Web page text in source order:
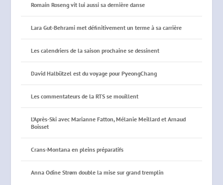
Romain Roseng vit lui aussi sa dernière danse
Lara Gut-Behrami met définitivement un terme à sa carrière
Les calendriers de la saison prochaine se dessinent
David Halbützel est du voyage pour PyeongChang
Les commentateurs de la RTS se mouillent
L’Après-Ski avec Marianne Fatton, Mélanie Meillard et Arnaud
Boisset
Crans-Montana en pleins préparatifs
Anna Odine Strøm double la mise sur grand tremplin